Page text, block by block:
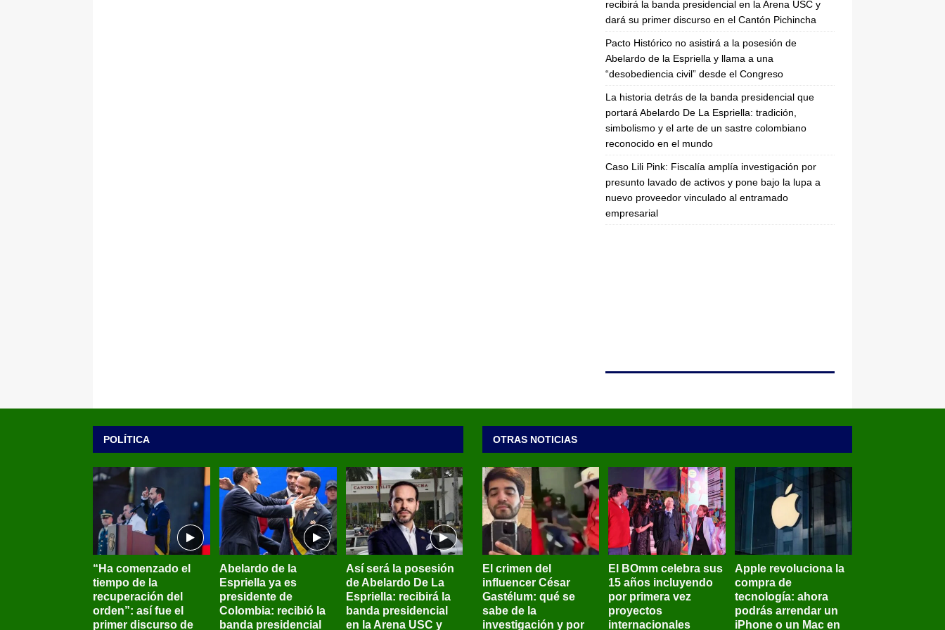
recibirá la banda presidencial en la Arena USC y
dará su primer discurso en el Cantón Pichincha
Pacto Histórico no asistirá a la posesión de
Abelardo de la Espriella y llama a una
“desobediencia civil” desde el Congreso
La historia detrás de la banda presidencial que
portará Abelardo De La Espriella: tradición,
simbolismo y el arte de un sastre colombiano
reconocido en el mundo
Caso Lili Pink: Fiscalía amplía investigación por
presunto lavado de activos y pone bajo la lupa a
nuevo proveedor vinculado al entramado
empresarial
POLÍTICA
“Ha comenzado el
tiempo de la
recuperación del
orden”: así fue el
primer discurso de
Abelardo de la
Espriella ya es
presidente de
Colombia: recibió la
banda presidencial
Así será la posesión
de Abelardo De La
Espriella: recibirá la
banda presidencial
en la Arena USC y
OTRAS NOTICIAS
El crimen del
influencer César
Gastélum: qué se
sabe de la
investigación y por
El BOmm celebra sus
15 años incluyendo
por primera vez
proyectos
internacionales
Apple revoluciona la
compra de
tecnología: ahora
podrás arrendar un
iPhone o un Mac en